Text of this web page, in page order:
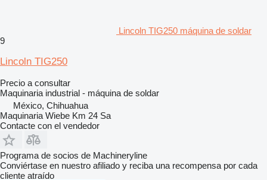
Lincoln TIG250 máquina de soldar
9
Lincoln TIG250
Precio a consultar
Maquinaria industrial - máquina de soldar
México, Chihuahua
Maquinaria Wiebe Km 24 Sa
Contacte con el vendedor
Programa de socios de Machineryline
Conviértase en nuestro afiliado y reciba una recompensa por cada
cliente atraído